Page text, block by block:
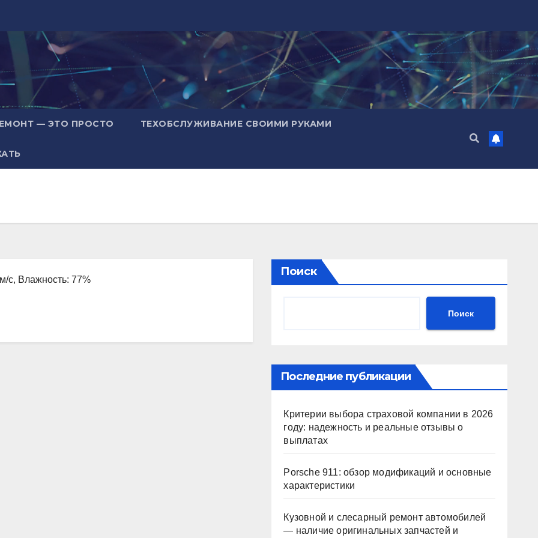
— ЭТО ПРОСТО ТЕХОБСЛУЖИВАНИЕ СВОИМИ РУКАМИ
с, Влажность: 77%
Поиск
Поиск
Последние публикации
Критерии выбора страховой компании в 2026
году: надежность и реальные отзывы о
выплатах
Porsche 911: обзор модификаций и основные
характеристики
Кузовной и слесарный ремонт автомобилей
— наличие оригинальных запчастей и